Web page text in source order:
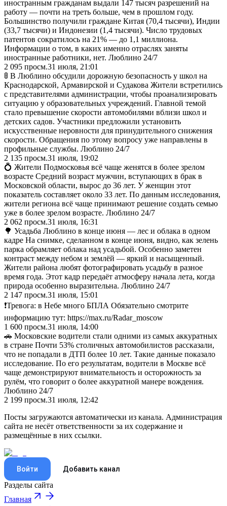
иностранным гражданам выдали 147 тысяч разрешений на
работу — почти на треть больше, чем в прошлом году.
Большинство получили граждане Китая (70,4 тысячи), Индии
(33,7 тысячи) и Индонезии (1,4 тысячи). Число трудовых
патентов сократилось на 21% — до 1,1 миллиона.
Информации о том, в каких именно отраслях заняты
иностранные работники, нет. Люблино 24/7
2 095 просм.31 июля, 21:01
🚦 В Люблино обсудили дорожную безопасность у школ на
Краснодарской, Армавирской и Судакова Жители встретились
с представителями администрации, чтобы проанализировать
ситуацию у образовательных учреждений. Главной темой
стало превышение скорости автомобилями вблизи школ и
детских садов. Участники предложили установить
искусственные неровности для принудительного снижения
скорости. Обращения по этому вопросу уже направлены в
профильные службы. Люблино 24/7
2 135 просм.31 июля, 19:02
💍 Жители Подмосковья всё чаще женятся в более зрелом
возрасте Средний возраст мужчин, вступающих в брак в
Московской области, вырос до 36 лет. У женщин этот
показатель составляет около 33 лет. По данным исследования,
жители региона всё чаще принимают решение создать семью
уже в более зрелом возрасте. Люблино 24/7
2 062 просм.31 июля, 16:31
🌳 Усадьба Люблино в конце июня — лес и облака в одном
кадре На снимке, сделанном в конце июня, видно, как зелень
парка обрамляет облака над усадьбой. Особенно заметен
контраст между небом и землёй — яркий и насыщенный.
Жители района любят фотографировать усадьбу в разное
время года. Этот кадр передаёт атмосферу начала лета, когда
природа особенно выразительна. Люблино 24/7
2 147 просм.31 июля, 15:01
❗️Тревога: в Небе много БПЛА Обязательно смотрите
информацию тут: https://max.ru/Radar_moscow
1 600 просм.31 июля, 14:00
🚗 Московские водители стали одними из самых аккуратных
в стране Почти 53% столичных автомобилистов рассказали,
что не попадали в ДТП более 10 лет. Такие данные показало
исследование. По его результатам, водители в Москве всё
чаще демонстрируют внимательность и осторожность за
рулём, что говорит о более аккуратной манере вождения.
Люблино 24/7
2 199 просм.31 июля, 12:42
Посты загружаются автоматически из канала. Администрация
сайта не несёт ответственности за их содержание и
размещённые в них ссылки.
Войти Добавить канал
Разделы сайта
Главная